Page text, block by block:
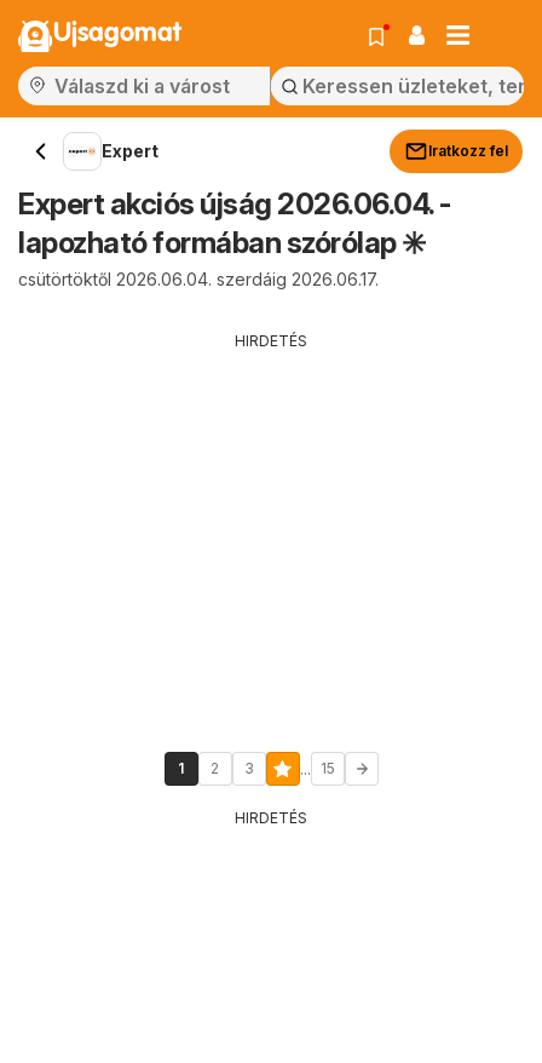
Ujsagomat
Expert Iratkozz fel
Expert akciós újság 2026.06.04. -
lapozható formában szórólap ✳️
csütörtöktől 2026.06.04. szerdáig 2026.06.17.
HIRDETÉS
1 2 3 ... 15
HIRDETÉS